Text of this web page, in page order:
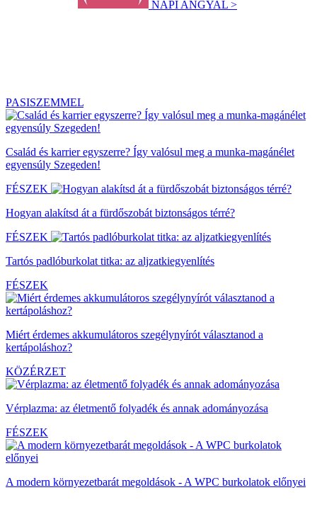
NAPI ANGYAL >
PASISZEMMEL
Család és karrier egyszerre? Így valósul meg a munka-magánélet
egyensúly Szegeden!
FÉSZEK
Hogyan alakítsd át a fürdőszobát biztonságos térré?
FÉSZEK
Tartós padlóburkolat titka: az aljzatkiegyenlítés
FÉSZEK
Miért érdemes akkumulátoros szegélynyírót választanod a
kertápoláshoz?
KÖZÉRZET
Vérplazma: az életmentő folyadék és annak adományozása
FÉSZEK
A modern környezetbarát megoldások - A WPC burkolatok előnyei